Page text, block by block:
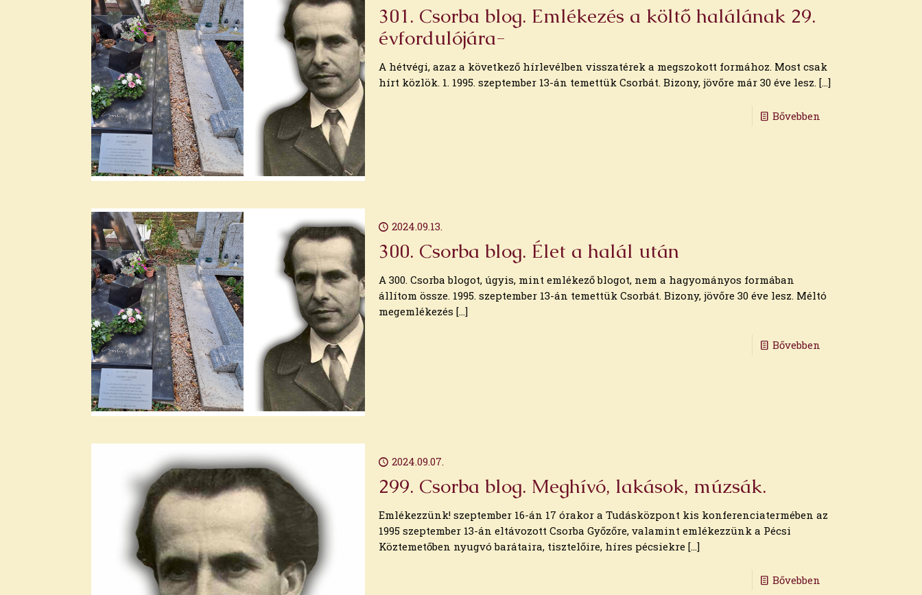
301. Csorba blog. Emlékezés a költő halálának 29.
évfordulójára-
A hétvégi, azaz a következő hírlevélben visszatérek a megszokott formához. Most csak
hírt közlök. 1. 1995. szeptember 13-án temettük Csorbát. Bizony, jövőre már 30 éve lesz.[…]
Bővebben
2024.09.13.
300. Csorba blog. Élet a halál után
A 300. Csorba blogot, úgyis, mint emlékező blogot, nem a hagyományos formában
állítom össze. 1995. szeptember 13-án temettük Csorbát. Bizony, jövőre 30 éve lesz. Méltó
megemlékezés […]
Bővebben
2024.09.07.
299. Csorba blog. Meghívó, lakások, múzsák.
Emlékezzünk! szeptember 16-án 17 órakor a Tudásközpont kis konferenciatermében az
1995 szeptember 13-án eltávozott Csorba Győzőre, valamint emlékezzünk a Pécsi
Köztemetőben nyugvó barátaira, tisztelőire, híres pécsiekre[…]
Bővebben
2024. április
2024. március
2024. február
2024. január
2023. december
2023. november
2023. október
2023. szeptember
2023. augusztus
2023. július
2023. június
2023. május
2023. március
2023. február
2023. január
2022. december
2022. november
2022. október
2022. augusztus
2022. július
2022. június
2022. május
2022. április
2022. március
2022. február
2022. január
2021. október
2021. szeptember
2021. augusztus
2021. július
2021. június
2021. május
2021. április
2021. március